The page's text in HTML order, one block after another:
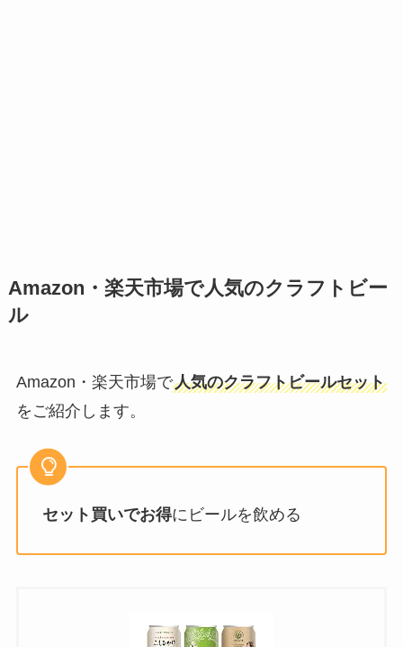
Amazon・楽天市場で人気のクラフトビー
ル
Amazon・楽天市場で人気のクラフトビールセット
をご紹介します。
セット買いでお得にビールを飲める